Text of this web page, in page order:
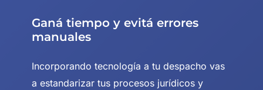
Ganá tiempo y evitá errores
manuales
Incorporando tecnología a tu despacho vas
a estandarizar tus procesos jurídicos y